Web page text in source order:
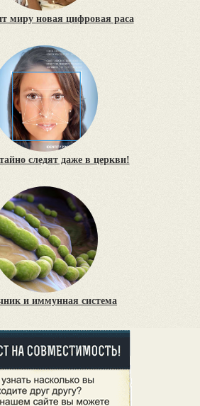
миру новая цифровая раса
следят даже в церкви!
и иммунная система